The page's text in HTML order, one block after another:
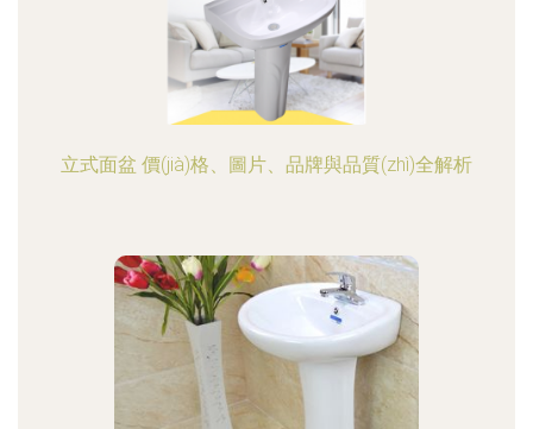
立式面盆 價(jià)格、圖片、品牌與品質(zhì)全解析